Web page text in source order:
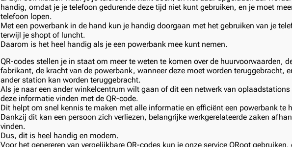
handig, omdat je je telefoon gedurende deze tijd niet kunt gebruiken, en je moet
telefoon lopen.
Met een powerbank in de hand kun je handig doorgaan met het gebruiken van je
terwijl je shopt of luncht.
Daarom is het heel handig als je een powerbank mee kunt nemen.
QR-codes stellen je in staat om meer te weten te komen over de huurvoorwaarden,
fabrikant, de kracht van de powerbank, wanneer deze moet worden teruggebracht,
ander station kan worden teruggebracht.
Als je naar een ander winkelcentrum wilt gaan of dit een netwerk van
deze informatie vinden met de QR-code.
Dit helpt om snel kennis te maken met alle informatie en efficiënt een powerbank te
Dankzij dit kan een persoon zich verliezen, belangrijke werkgerelateerde zaken
vinden.
Dus, dit is heel handig en modern.
Voor het genereren van vergelijkbare QR-codes kun je onze service QRoot